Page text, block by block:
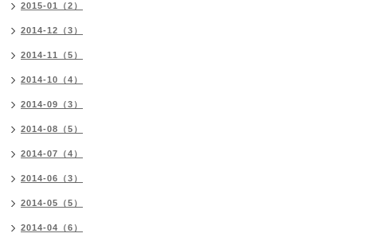
2015-01（2）
2014-12（3）
2014-11（5）
2014-10（4）
2014-09（3）
2014-08（5）
2014-07（4）
2014-06（3）
2014-05（5）
2014-04（6）